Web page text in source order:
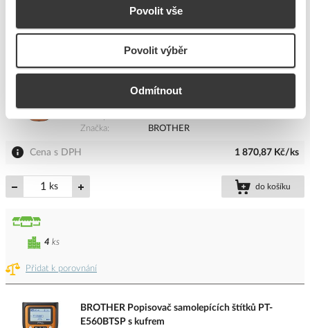
Povolit vše
Povolit výběr
Odmítnout
BROTHER Popisovač samolepících štítků PT-
E110VP s kufrem
Kód ELFETEX
11.341.569
Značka
BROTHER
Cena s DPH 1 870,87 Kč/ks
ks do košíku
Přidat k porovnání
4 ks
BROTHER Popisovač samolepících štítků PT-
E560BTSP s kufrem